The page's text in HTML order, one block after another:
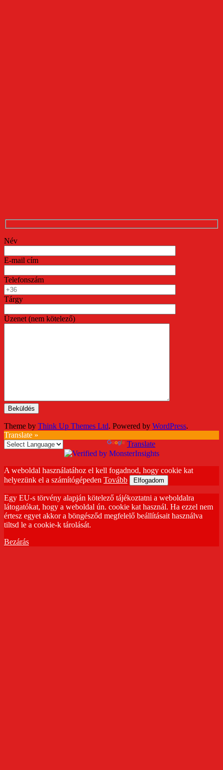
Név
E-mail cím
Telefonszám
Tárgy
Üzenet (nem kötelező)
Theme by Think Up Themes Ltd. Powered by WordPress.
Translate »
Translate
A weboldal használatához el kell fogadnod, hogy cookie kat
helyezünk el a számítógépeden Tovább Elfogadom
Egy EU-s törvény alapján kötelező tájékoztatni a weboldalra
látogatókat, hogy a weboldal ún. cookie kat használ. Ha ezzel nem
értesz egyet akkor a böngésződ megfelelő beállításait használva
tiltsd le a cookie-k tárolását.
Bezárás